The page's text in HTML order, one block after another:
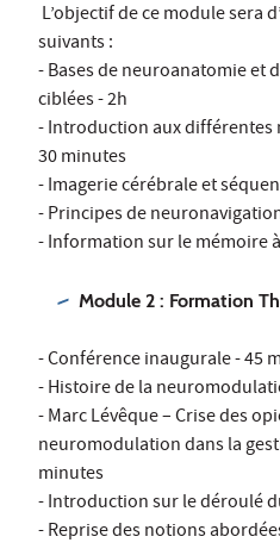
L’objectif de ce module sera
suivants :
- Bases de neuroanatomie et
ciblées - 2h
- Introduction aux
30 minutes
- Imagerie cérébrale et
- Principes de
- Information sur le mémoire
Module 2 : Formation
- Conférence inaugurale - 45
- Histoire de la
- Marc Lévêque – Crise des
neuromodulation dans la
minutes
- Introduction sur le déroulé
- Reprise des notions